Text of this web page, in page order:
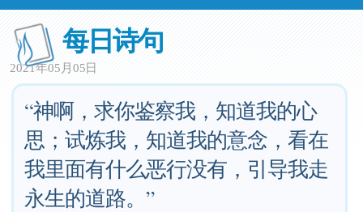
每日诗句
2021年05月05日
“神啊，求你鉴察我，知道我的心
思；试炼我，知道我的意念，看在
我里面有什么恶行没有，引导我走
永生的道路。”